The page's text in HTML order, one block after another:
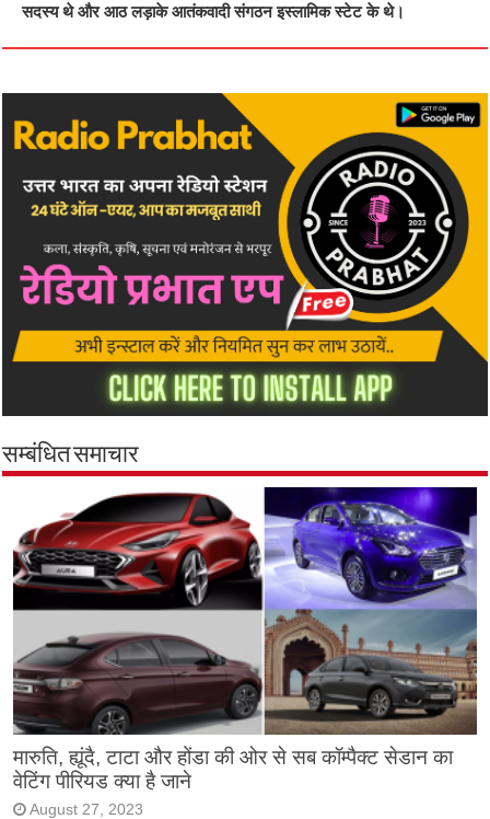
सदस्य थे और आठ लड़ाके आतंकवादी संगठन इस्लामिक स्टेट के थे।
सम्बंधित समाचार
मारुति, ह्यूंदै, टाटा और होंडा की ओर से सब कॉम्पैक्ट सेडान का
वेटिंग पीरियड क्या है जाने
August 27, 2023